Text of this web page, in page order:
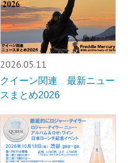
2026.05.11
クイーン関連 最新ニュー
スまとめ2026